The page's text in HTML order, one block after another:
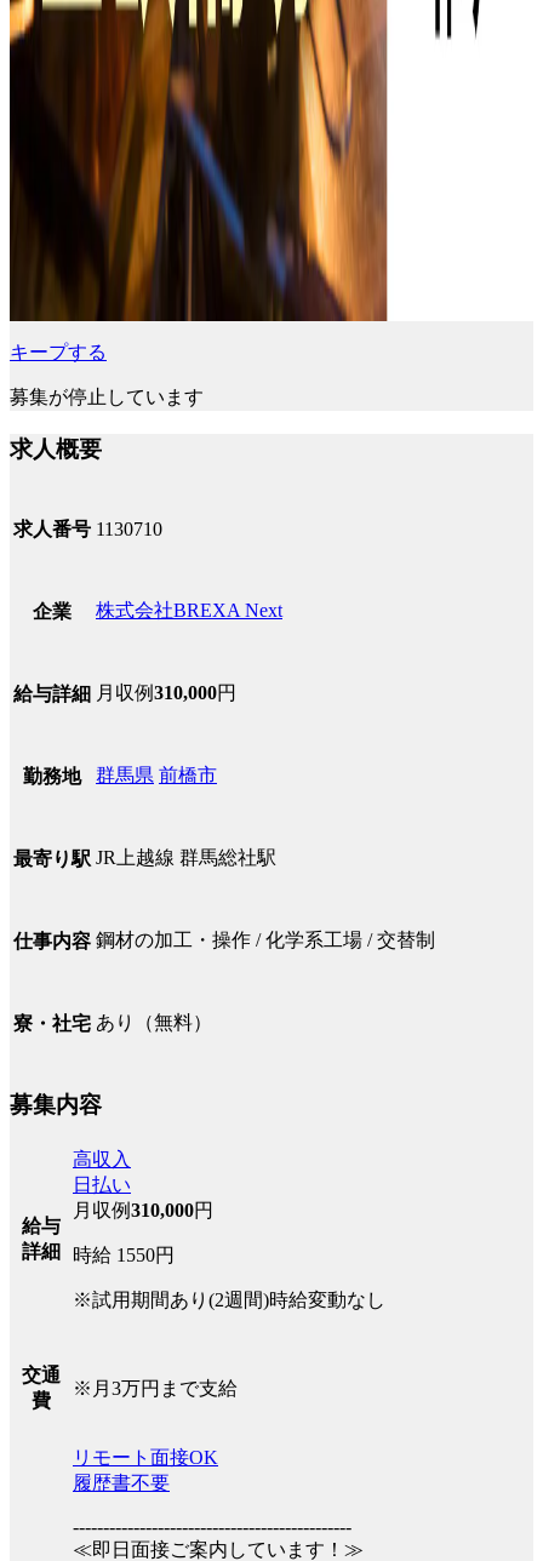
キープする
募集が停止しています
求人概要
求人番号 1130710
企業 株式会社BREXA Next
給与詳細 月収例310,000円
勤務地 群馬県 前橋市
最寄り駅 JR上越線 群馬総社駅
仕事内容 鋼材の加工・操作 / 化学系工場 / 交替制
寮・社宅 あり（無料）
募集内容
給与
詳細
高収入
日払い
月収例310,000円
時給 1550円
※試用期間あり(2週間)時給変動なし
交通
費
※月3万円まで支給
リモート面接OK
履歴書不要
----------------------------------------------
≪即日面接ご案内しています！≫